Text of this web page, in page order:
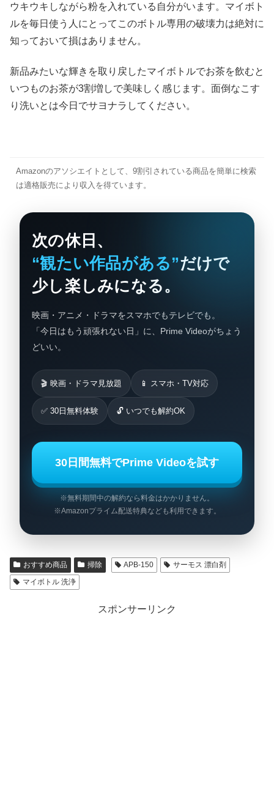
ウキウキしながら粉を入れている自分がいます。マイボト
ルを毎日使う人にとってこのボトル専用の破壊力は絶対に
知っておいて損はありません。
新品みたいな輝きを取り戻したマイボトルでお茶を飲むと
いつものお茶が3割増しで美味しく感じます。面倒なこす
り洗いとは今日でサヨナラしてください。
Amazonのアソシエイトとして、9割引されている商品を簡単に検索
は適格販売により収入を得ています。
次の休日、
“観たい作品がある”だけで
少し楽しみになる。
映画・アニメ・ドラマをスマホでもテレビでも。
「今日はもう頑張れない日」に、Prime Videoがちょう
どいい。
🎬 映画・ドラマ見放題 📱 スマホ・TV対応
✅ 30日無料体験 🔓 いつでも解約OK
30日間無料でPrime Videoを試す
※無料期間中の解約なら料金はかかりません。
※Amazonプライム配送特典なども利用できます。
おすすめ商品 掃除 APB-150
サーモス 漂白剤
マイボトル 洗浄
スポンサーリンク